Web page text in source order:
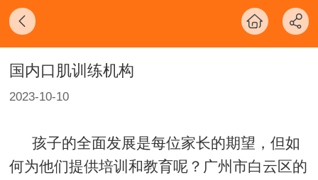
国内口肌训练机构
2023-10-10
孩子的全面发展是每位家长的期望，但如
何为他们提供培训和教育呢？广州市白云区的